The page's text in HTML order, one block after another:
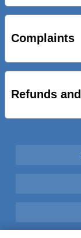
OPERE DEL
AL VIA SERVIZIO
VAIMOO PER
Complaints
Refunds